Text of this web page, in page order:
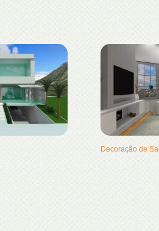
Decoração de